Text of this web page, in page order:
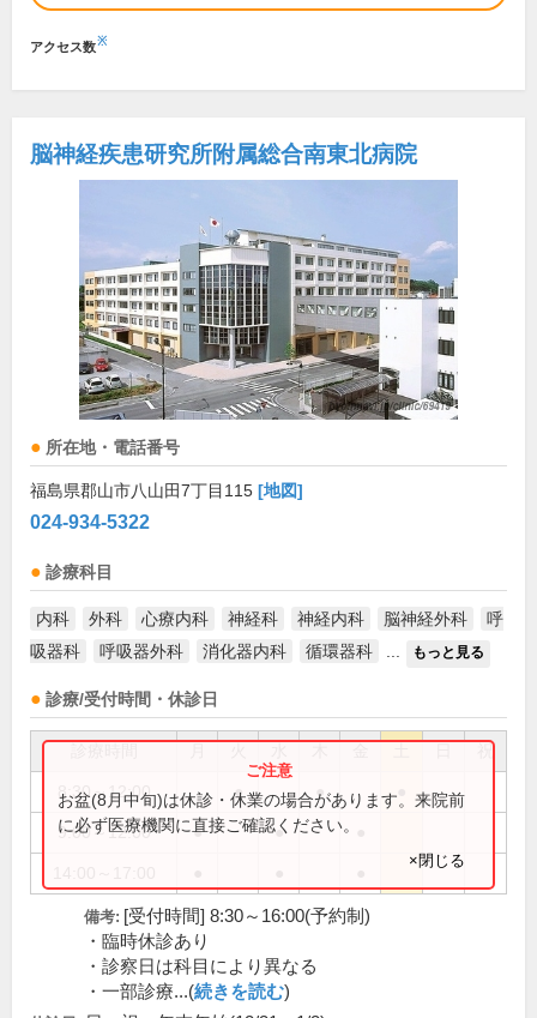
アクセス数※
脳神経疾患研究所附属総合南東北病院
所在地・電話番号
福島県郡山市八山田7丁目115 [地図]
024-934-5322
診療科目
内科 外科 心療内科 神経科 神経内科 脳神経外科
呼
吸器科
呼吸器外科 消化器内科 循環器科 もっと見る
診療/受付時間・休診日
祝
8:30～12:00 ● ●
9:00～12:00 ● ●
お盆(8月中旬)は休診・休業の場合があります。来院前
に必ず医療機関に直接ご確認ください。
×閉じる
備考: [受付時間] 8:30～16:00(予約制)
・臨時休診あり
・診察日は科目により異なる
・一部診療...(続きを読む)